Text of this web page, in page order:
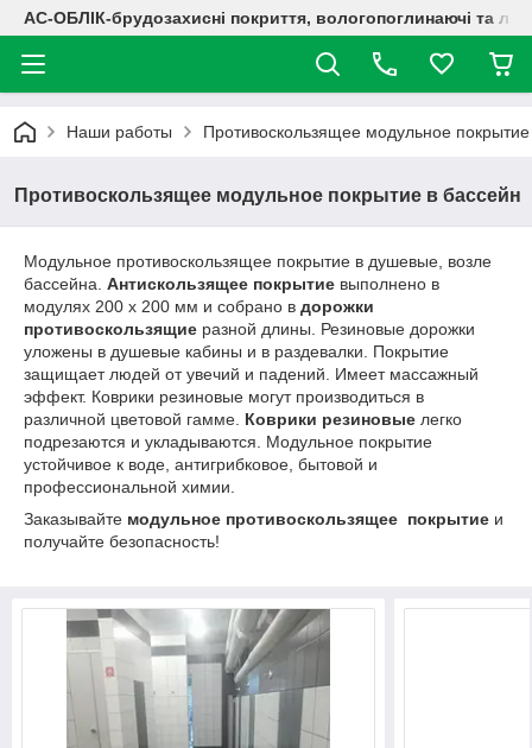
АС-ОБЛІК-брудозахисні покриття, вологопоглинаючі та
Наши работы Противоскользящее модульное
Противоскользящее модульное покрытие в бассейн
Модульное противоскользящее покрытие в душевые, возле
бассейна. Антискользящее покрытие выполнено в
модулях 200 х 200 мм и собрано в дорожки
противоскользящие разной длины. Резиновые дорожки
уложены в душевые кабины и в раздевалки. Покрытие
защищает людей от увечий и падений. Имеет массажный
эффект. Коврики резиновые могут производиться в
различной цветовой гамме. Коврики резиновые легко
подрезаются и укладываются. Модульное покрытие
устойчивое к воде, антигрибковое, бытовой и
профессиональной химии.
Заказывайте модульное противоскользящее покрытие и
получайте безопасность!